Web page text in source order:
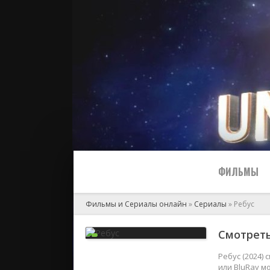
ФИЛЬМЫ
2024
Фильмы и Сериалы онлайн » Сериалы » Ребус
Ребус (2024)
или BluRay